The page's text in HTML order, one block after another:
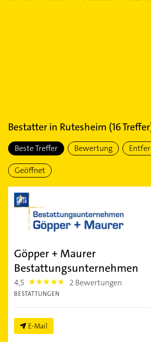
Bestatterin Rutesheim (16
Beste Treffer Bewertung
Geöffnet
Göpper + Maurer
Bestattungsunternehmen
4,5 4.5 2 Bewertungen
BESTATTUNGEN
E-Mail